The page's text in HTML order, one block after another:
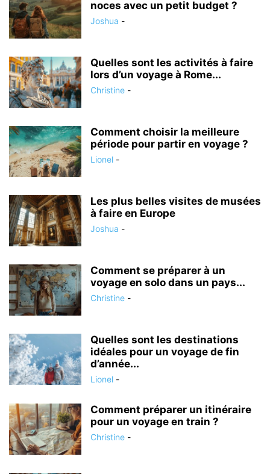
noces avec un petit budget ?
Joshua -
Quelles sont les activités à faire
lors d’un voyage à Rome...
Christine -
Comment choisir la meilleure
période pour partir en voyage ?
Lionel -
Les plus belles visites de musées
à faire en Europe
Joshua -
Comment se préparer à un
voyage en solo dans un pays...
Christine -
Quelles sont les destinations
idéales pour un voyage de fin
d’année...
Lionel -
Comment préparer un itinéraire
pour un voyage en train ?
Christine -